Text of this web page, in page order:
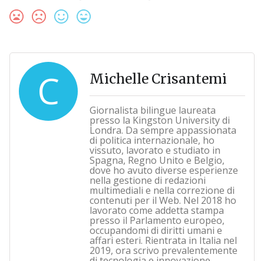
C Michelle Crisantemi
Giornalista bilingue laureata
presso la Kingston University di
Londra. Da sempre appassionata
di politica internazionale, ho
vissuto, lavorato e studiato in
Spagna, Regno Unito e Belgio,
dove ho avuto diverse esperienze
nella gestione di redazioni
multimediali e nella correzione di
contenuti per il Web. Nel 2018 ho
lavorato come addetta stampa
presso il Parlamento europeo,
occupandomi di diritti umani e
affari esteri. Rientrata in Italia nel
2019, ora scrivo prevalentemente